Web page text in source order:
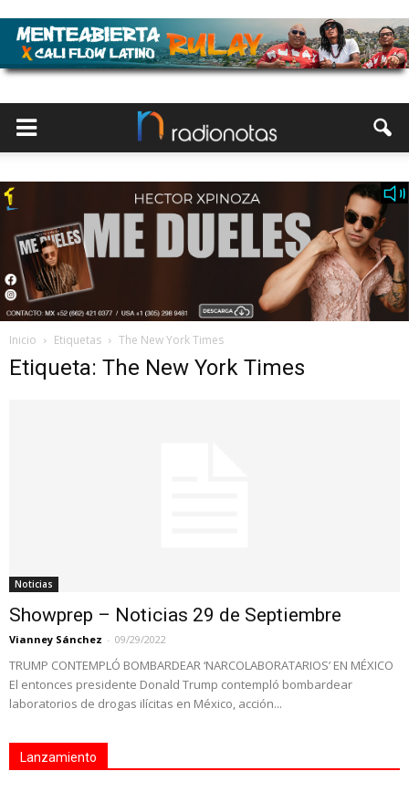
Inicio Etiquetas The New York Times
Etiqueta: The New York Times
Noticias
Showprep – Noticias 29 de Septiembre
Vianney Sánchez - 09/29/2022
TRUMP CONTEMPLÓ BOMBARDEAR ‘NARCOLABORATARIOS’ EN MÉXICO
El entonces presidente Donald Trump contempló bombardear
laboratorios de drogas ilícitas en México, acción...
Lanzamiento